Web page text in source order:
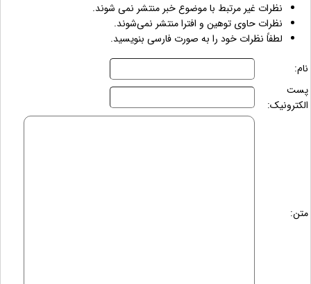
نظرات غیر مرتبط با موضوع خبر منتشر نمی شوند.
نظرات حاوی توهین و افترا منتشر نمی‌شوند.
لطفاً نظرات خود را به صورت فارسی بنویسید.
نام:
پست
الکترونیک:
متن: